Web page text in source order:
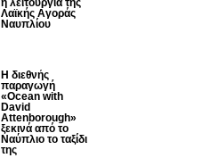
η λειτουργία της
Λαϊκής Αγοράς
Ναυπλίου
Η διεθνής
παραγωγή
«Ocean with
David
Attenborough»
ξεκινά από το
Ναύπλιο το ταξίδι
της